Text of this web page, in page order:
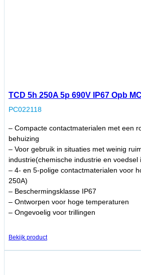
TCD 5h 250A 5p 690V IP67 Opb
PC022118
– Compacte contactmaterialen met een
behuizing
– Voor gebruik in situaties met weinig
industrie(chemische industrie en voedsel
– 4- en 5-polige contactmaterialen voor
250A)
– Beschermingsklasse IP67
– Ontworpen voor hoge temperaturen
– Ongevoelig voor trillingen
Bekijk product